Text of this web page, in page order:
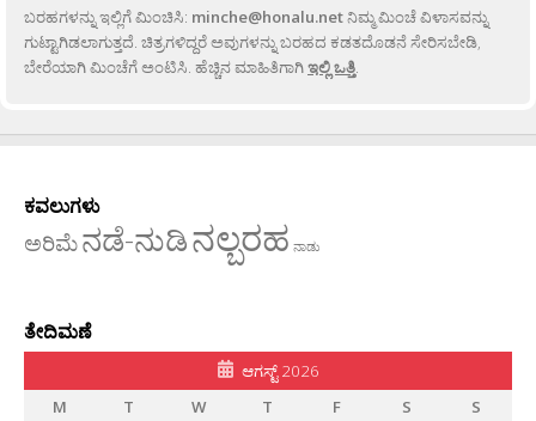
ಬರಹಗಳನ್ನು ಇಲ್ಲಿಗೆ ಮಿಂಚಿಸಿ: minche@honalu.netನಿಮ್ಮ ಮಿಂಚೆ ವಿಳಾಸವನ್ನು
ಗುಟ್ಟಾಗಿಡಲಾಗುತ್ತದೆ. ಚಿತ್ರಗಳಿದ್ದರೆ ಅವುಗಳನ್ನು ಬರಹದ ಕಡತದೊಡನೆ ಸೇರಿಸಬೇಡಿ,
ಬೇರೆಯಾಗಿ ಮಿಂಚೆಗೆ ಅಂಟಿಸಿ. ಹೆಚ್ಚಿನ ಮಾಹಿತಿಗಾಗಿಇಲ್ಲಿ ಒತ್ತಿ.
ಕವಲುಗಳು
ಅರಿಮೆನಡೆ-ನುಡಿನಲ್ಬರಹ ನಾಡು
ತೇದಿಮಣೆ
ಆಗಸ್ಟ್ 2026
M
T W T F S
S